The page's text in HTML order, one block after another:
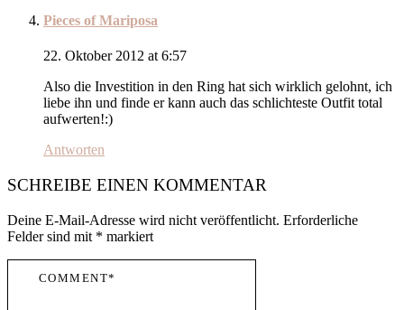
Pieces of Mariposa
22. Oktober 2012 at 6:57
Also die Investition in den Ring hat sich wirklich gelohnt, ich
liebe ihn und finde er kann auch das schlichteste Outfit total
aufwerten!:)
Antworten
SCHREIBE EINEN KOMMENTAR
Deine E-Mail-Adresse wird nicht veröffentlicht. Erforderliche
Felder sind mit * markiert